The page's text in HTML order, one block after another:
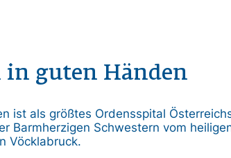
guten Händen
ist als größtes Ordensspital
Barmherzigen Schwestern vom
Vöcklabruck.